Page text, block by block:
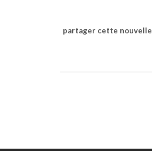
partager cette nouvelle